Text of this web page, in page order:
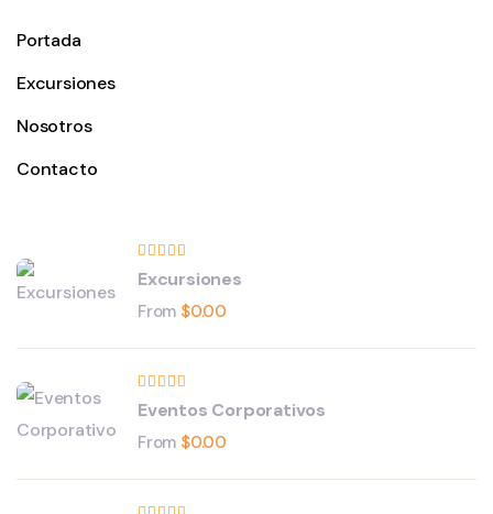
Portada
Excursiones
Nosotros
Contacto
Excursiones
From $0.00
Eventos Corporativos
From $0.00